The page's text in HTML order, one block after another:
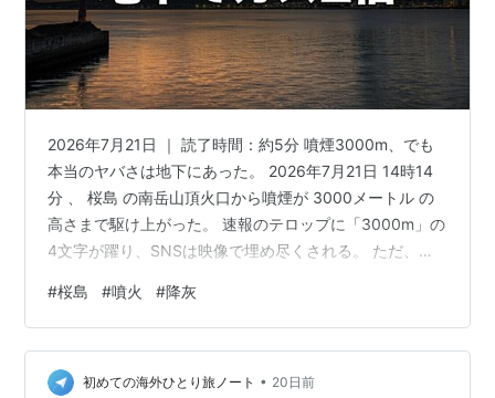
2026年7月21日 ｜ 読了時間：約5分 噴煙3000m、でも
本当のヤバさは地下にあった。 2026年7月21日 14時14
分 、 桜島 の南岳山頂火口から噴煙が 3000メートル の
高さまで駆け上がった。 速報のテロップに「3000m」の
4文字が躍り、SNSは映像で埋め尽くされる。 ただ、桜
出るガス(二酸化硫黄)の量が、 1か月で1400トンから
3000トンへ倍増 していたのだ。 今日の3000mは、桜島
にとってどのくらい大きい話なのだろうか。 この記事で
わかること 7月21日14時14分、桜島で何が起きた
#桜島 #噴火 #降灰
初めての海外ひとり旅ノート • 20日前